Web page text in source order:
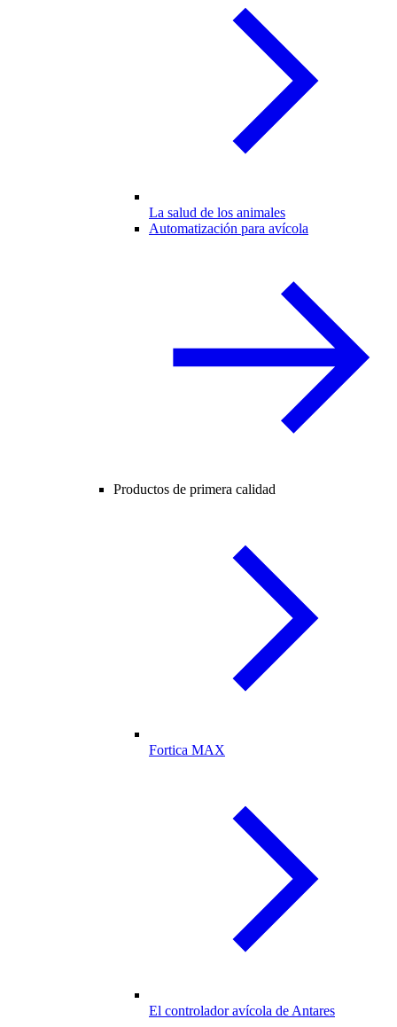
La salud de los animales
Automatización para avícola
Productos de primera calidad
Fortica MAX
El controlador avícola de Antares